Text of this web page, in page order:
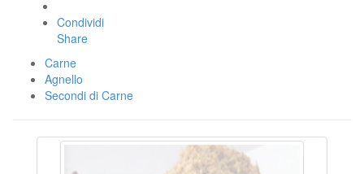
Condividi
Share
Carne
Agnello
Secondi di Carne